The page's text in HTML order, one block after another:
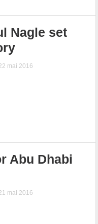
Nagle set
mai 2016
Abu Dhabi
mai 2016